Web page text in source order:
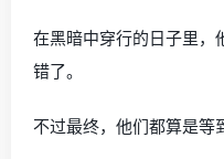
在黑暗中穿行的日子里，
错了。
不过最终，他们都算是等